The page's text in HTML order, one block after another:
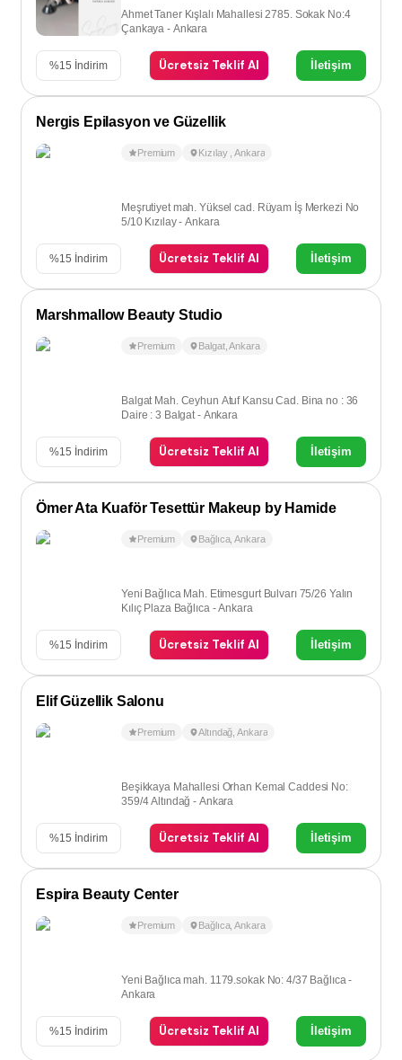
Ahmet Taner Kışlalı Mahallesi 2785. Sokak No:4
Çankaya - Ankara
%15 İndirim Ücretsiz Teklif Al İletişim
Nergis Epilasyon ve Güzellik
Premium Kızılay ,Ankara
Meşrutiyet mah. Yüksel cad. Rüyam İş Merkezi No
5/10 Kızılay - Ankara
%15 İndirim Ücretsiz Teklif Al İletişim
Marshmallow Beauty Studio
Premium Balgat,Ankara
Balgat Mah. Ceyhun Atuf Kansu Cad. Bina no : 36
Daire : 3 Balgat - Ankara
%15 İndirim Ücretsiz Teklif Al İletişim
Ömer Ata Kuaför Tesettür Makeup by Hamide
Premium Bağlıca,Ankara
Yeni Bağlıca Mah. Etimesgurt Bulvarı 75/26 Yalın
Kılıç Plaza Bağlıca - Ankara
%15 İndirim Ücretsiz Teklif Al İletişim
Elif Güzellik Salonu
Premium Altındağ ,Ankara
Beşikkaya Mahallesi Orhan Kemal Caddesi No:
359/4 Altındağ - Ankara
%15 İndirim Ücretsiz Teklif Al İletişim
Espira Beauty Center
Premium Bağlıca,Ankara
Yeni Bağlıca mah. 1179.sokak No: 4/37 Bağlıca -
Ankara
%15 İndirim Ücretsiz Teklif Al İletişim